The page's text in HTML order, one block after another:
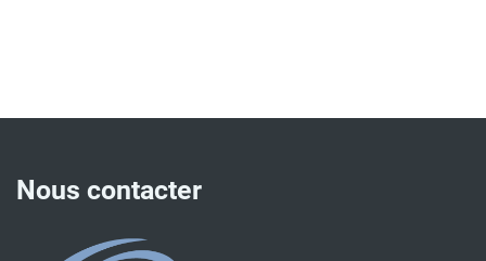
Nous contacter